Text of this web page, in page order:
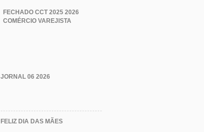
FECHADO CCT 2025 2026
COMÉRCIO VAREJISTA
JORNAL 06 2026
FELIZ DIA DAS MÃES